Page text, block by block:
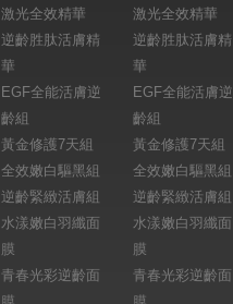
激光全效精華
逆齡胜肽活膚精
華
EGF全能活膚逆
齡組
黃金修護7天組
全效嫩白驅黑組
逆齡緊緻活膚組
水漾嫩白羽纖面
膜
青春光彩逆齡面
激光全效精華
逆齡胜肽活膚精
華
EGF全能活膚逆
齡組
黃金修護7天組
全效嫩白驅黑組
逆齡緊緻活膚組
水漾嫩白羽纖面
膜
青春光彩逆齡面